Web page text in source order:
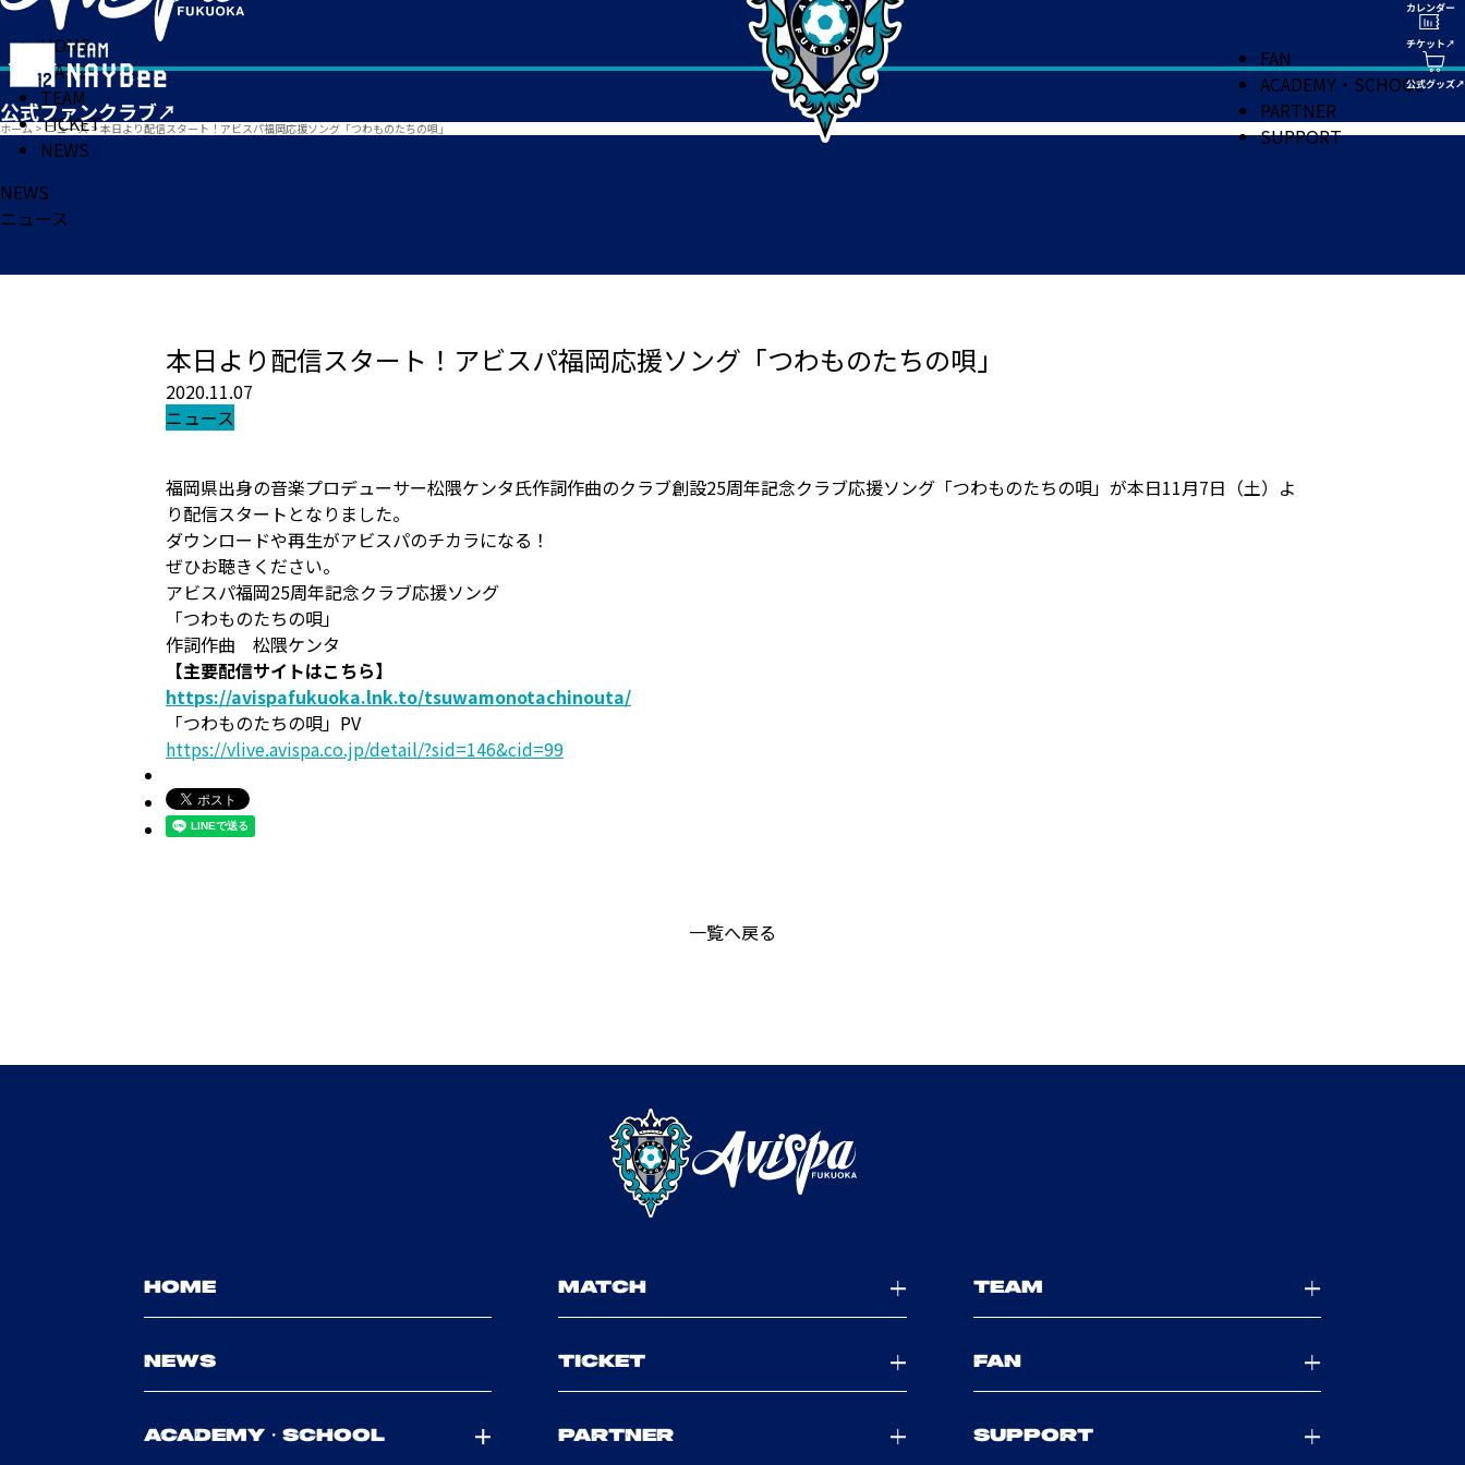
HOME
MATCH
TEAM
TICKET
NEWS
FAN
ACADEMY・SCHOOL
PARTNER
SUPPORT
ホーム > ニュース> 本日より配信スタート！アビスパ福岡応援ソング「つわものたちの唄」
NEWS
ニュース
本日より配信スタート！アビスパ福岡応援ソング「つわものたちの唄」
2020.11.07
ニュース
福岡県出身の音楽プロデューサー松隈ケンタ氏作詞作曲のクラブ創設25周年記念クラブ応援ソング「つわものたちの唄」が本日11月7日（土）よ
り配信スタートとなりました。
ダウンロードや再生がアビスパのチカラになる！
ぜひお聴きください。
アビスパ福岡25周年記念クラブ応援ソング
「つわものたちの唄」
作詞作曲 松隈ケンタ
【主要配信サイトはこちら】
https://avispafukuoka.lnk.to/tsuwamonotachinouta/
「つわものたちの唄」PV
https://vlive.avispa.co.jp/detail/?sid=146&cid=99
一覧へ戻る
HOME MATCH TEAM
NEWS TICKET FAN
ACADEMY・SCHOOL PARTNER SUPPORT